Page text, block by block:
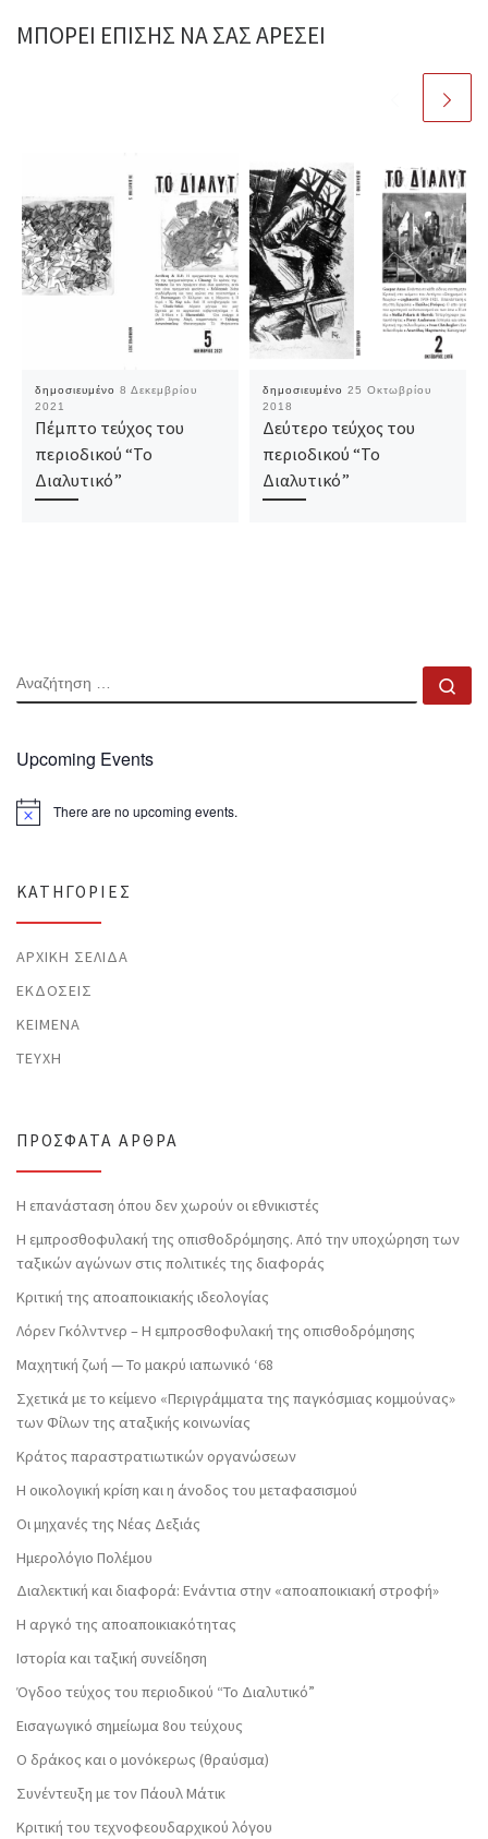
ΜΠΟΡΕΊ ΕΠΊΣΗΣ ΝΑ ΣΑΣ ΑΡΈΣΕΙ
δημοσιευμένο 8 Δεκεμβρίου
2021
Πέμπτο τεύχος του
περιοδικού “Το
Διαλυτικό”
δημοσιευμένο 25 Οκτωβρίου
2018
Δεύτερο τεύχος του
περιοδικού “Το
Διαλυτικό”
ΑΝΑΖΉΤΗΣΗ
Upcoming Events
N
c
There are no upcoming events.
KΑΤΗΓΟΡΊΕΣ
ΑΡΧΙΚΉ ΣΕΛΊΔΑ
ΕΚΔΌΣΕΙΣ
ΚΕΊΜΕΝΑ
ΤΕΎΧΗ
ΠΡΌΣΦΑΤΑ ΆΡΘΡΑ
Η επανάσταση όπου δεν χωρούν οι εθνικιστές
Η εμπροσθοφυλακή της οπισθοδρόμησης. Από την υποχώρηση των
ταξικών αγώνων στις πολιτικές της διαφοράς
Κριτική της αποαποικιακής ιδεολογίας
Λόρεν Γκόλντνερ – Η εμπροσθοφυλακή της οπισθοδρόμησης
Μαχητική ζωή — Το μακρύ ιαπωνικό ‘68
Σχετικά με το κείμενο «Περιγράμματα της παγκόσμιας κομμούνας»
των Φίλων της αταξικής κοινωνίας
Κράτος παραστρατιωτικών οργανώσεων
Η οικολογική κρίση και η άνοδος του μεταφασισμού
Οι μηχανές της Νέας Δεξιάς
Ημερολόγιο Πολέμου
Διαλεκτική και διαφορά: Ενάντια στην «αποαποικιακή στροφή»
Η αργκό της αποαποικιακότητας
Ιστορία και ταξική συνείδηση
Όγδοο τεύχος του περιοδικού “Το Διαλυτικό”
Εισαγωγικό σημείωμα 8ου τεύχους
Ο δράκος και ο μονόκερως (θραύσμα)
Συνέντευξη με τον Πάουλ Μάτικ
Κριτική του τεχνοφεουδαρχικού λόγου